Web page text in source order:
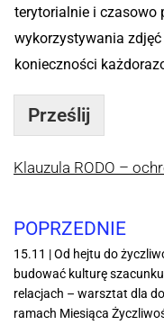
r
e
s
i
terytorialnie i czasowo
wykorzystywania
konieczności
Prześlij
Klauzula RODO –
POPRZEDNIE
15.11 | Od hejtu do
budować kulturę
relacjach – warsztat dla
ramach Miesiąca